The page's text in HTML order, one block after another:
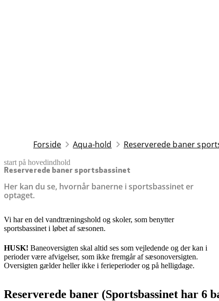
Forside Aqua-hold Reserverede baner
start på hovedindhold
Reserverede baner sportsbassinet
Her kan du se, hvornår banerne i sportsbassinet er
optaget.
senest opdateret 7. januar 2026
Vi har en del vandtræningshold og skoler, som benytter
sportsbassinet i løbet af sæsonen.
HUSK! Baneoversigten skal altid ses som vejledende og der kan i
perioder være afvigelser, som ikke fremgår af sæsonoversigten.
Oversigten gælder heller ikke i ferieperioder og på helligdage.
Reserverede baner (Sportsbassinet har 6